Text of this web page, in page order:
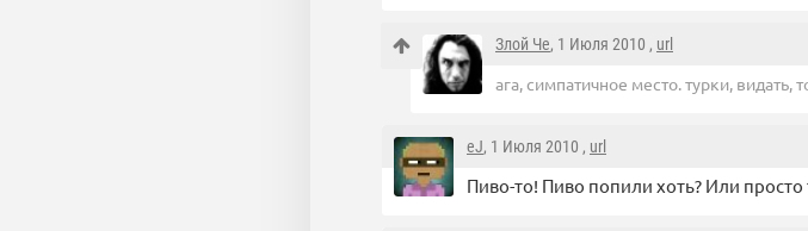
Злой Че, 1 Июля 2010 , url
ага, симпатичное место. турки, видать,
eJ, 1 Июля 2010 , url
Пиво-то! Пиво попили хоть? Или просто